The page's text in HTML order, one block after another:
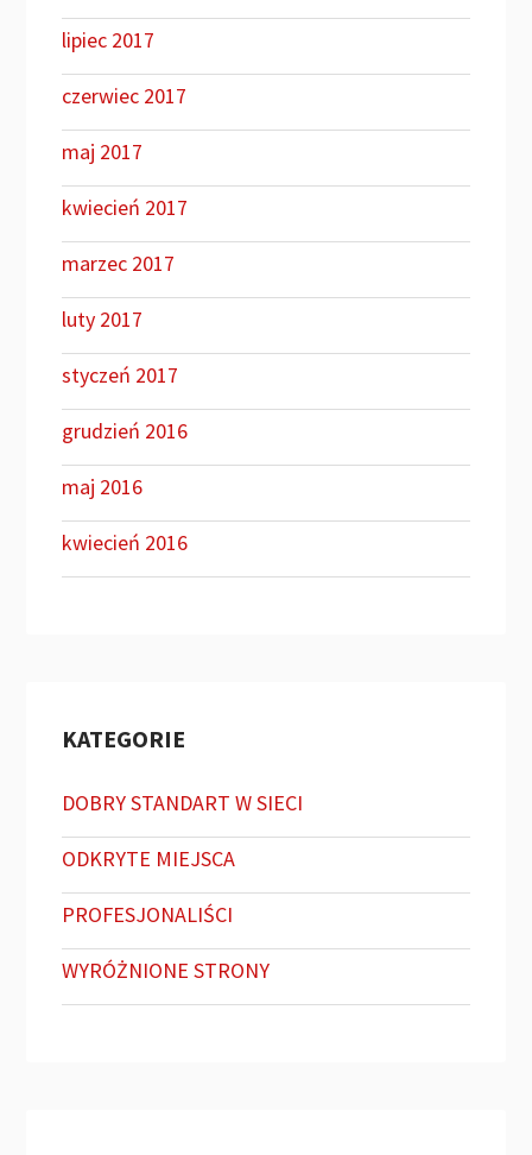
lipiec 2017
czerwiec 2017
maj 2017
kwiecień 2017
marzec 2017
luty 2017
styczeń 2017
grudzień 2016
maj 2016
kwiecień 2016
KATEGORIE
DOBRY STANDART W SIECI
ODKRYTE MIEJSCA
PROFESJONALIŚCI
WYRÓŻNIONE STRONY